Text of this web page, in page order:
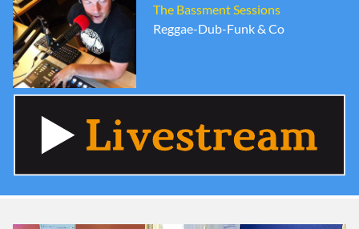
The Bassment Sessions
Reggae-Dub-Funk & Co